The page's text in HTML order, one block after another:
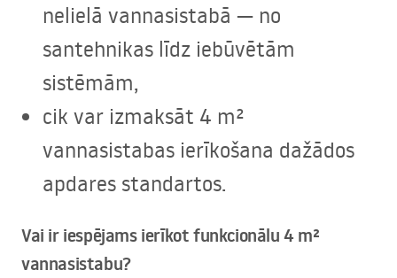
nelielā vannasistabā — no
santehnikas līdz iebūvētām
sistēmām,
cik var izmaksāt 4 m²
vannasistabas ierīkošana dažādos
apdares standartos.
Vai ir iespējams ierīkot funkcionālu 4 m²
vannasistabu?